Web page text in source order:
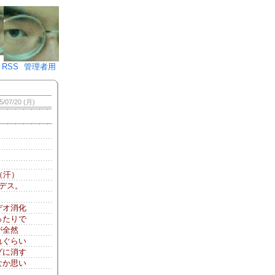
♪)÷2
RSS 管理者用
07/20 (月)
）
ス。
オ消化
たりで
全然
ぐらい
に消す
か思い